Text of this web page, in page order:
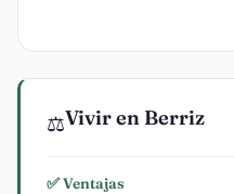
⚖️Vivir en Berriz
✅ Ventajas